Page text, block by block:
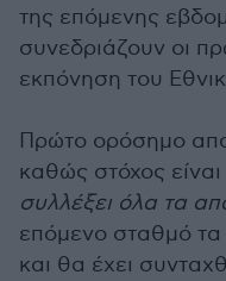
της επόμενης
συνεδριάζουν οι
εκπόνηση του
Πρώτο ορόσημο
καθώς στόχος
συλλέξει όλα τα
επόμενο σταθμό τα
και θα έχει